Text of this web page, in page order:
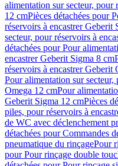
alimentation sur secteur, pour
12 cmPièces détachées pour
réservoirs à encastrer Geberit
secteur, pour réservoirs à
détachées pour Pour
encastrer Geberit Sigma 8 cm
réservoirs à encastrer Geberit
Pour alimentation sur
Omega 12 cmPour
Geberit Sigma 12 cmPièces
piles, pour réservoirs à
de WC avec déclenchement
détachées pour Commandes
pneumatique du rinçagePour
pour Pour rinçage double